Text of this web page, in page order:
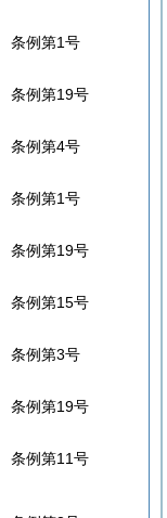
条例第1号
条例第19号
条例第4号
条例第1号
条例第19号
条例第15号
条例第3号
条例第19号
条例第11号